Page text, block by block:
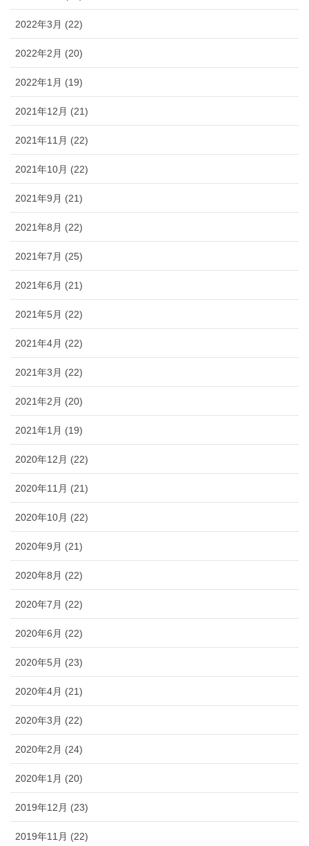
2022年3月 (22)
2022年2月 (20)
2022年1月 (19)
2021年12月 (21)
2021年11月 (22)
2021年10月 (22)
2021年9月 (21)
2021年8月 (22)
2021年7月 (25)
2021年6月 (21)
2021年5月 (22)
2021年4月 (22)
2021年3月 (22)
2021年2月 (20)
2021年1月 (19)
2020年12月 (22)
2020年11月 (21)
2020年10月 (22)
2020年9月 (21)
2020年8月 (22)
2020年7月 (22)
2020年6月 (22)
2020年5月 (23)
2020年4月 (21)
2020年3月 (22)
2020年2月 (24)
2020年1月 (20)
2019年12月 (23)
2019年11月 (22)